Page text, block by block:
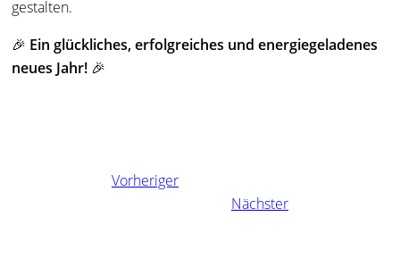
gestalten.
🎉 Ein glückliches, erfolgreiches und energiegeladenes
neues Jahr! 🎉
Vorheriger
Nächster